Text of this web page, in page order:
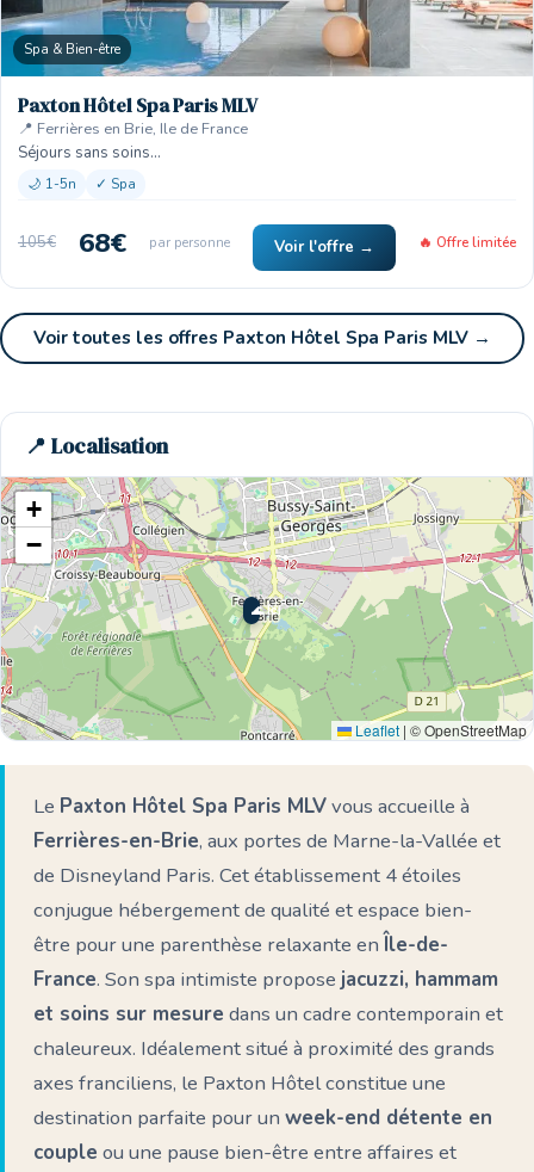
Spa & Bien-être
Paxton Hôtel Spa Paris MLV
📍 Ferrières en Brie, Ile de France
Séjours sans soins…
🌙 1-5n ✓ Spa
105€ 68€ par personne Voir l'offre → 🔥 Offre limitée
Voir toutes les offres Paxton Hôtel Spa Paris MLV →
📍 Localisation
🌊 Ici
🏨
+
−
Leaflet | © OpenStreetMap
Le Paxton Hôtel Spa Paris MLVvous accueille à
Ferrières-en-Brie, aux portes de Marne-la-Vallée et
de Disneyland Paris. Cet établissement 4 étoiles
conjugue hébergement de qualité et espace bien-
être pour une parenthèse relaxante en Île-de-
France. Son spa intimiste propose jacuzzi, hammam
et soins sur mesure dans un cadre contemporain et
chaleureux. Idéalement situé à proximité des grands
axes franciliens, le Paxton Hôtel constitue une
destination parfaite pour un week-end détente en
couple ou une pause bien-être entre affaires et